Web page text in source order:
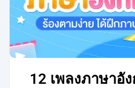
12 เพลงภาษาอั